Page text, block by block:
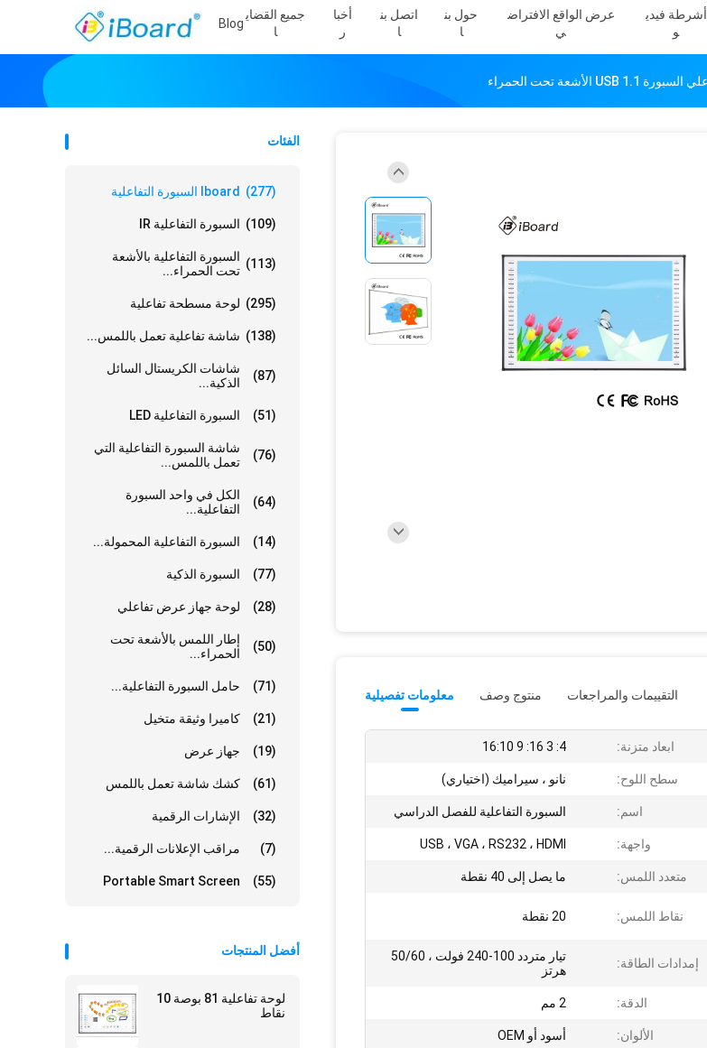
أشرطة فيدي
و
عرض الواقع الافتراض
ي
حول بن
ا
اتصل بن
ا
أخبا
ر
جميع القضاي
ا
Blog
الفئات
Iboard السبورة التفاعلية (277)
السبورة التفاعلية IR (109)
السبورة التفاعلية بالأشعة
تحت الحمراء...
(113)
لوحة مسطحة تفاعلية (295)
شاشة تفاعلية تعمل باللمس... (138)
شاشات الكريستال السائل
الذكية...
(87)
السبورة التفاعلية LED (51)
شاشة السبورة التفاعلية التي
تعمل باللمس...
(76)
الكل في واحد السبورة
التفاعلية...
(64)
السبورة التفاعلية المحمولة... (14)
السبورة الذكية (77)
لوحة جهاز عرض تفاعلي (28)
إطار اللمس بالأشعة تحت
الحمراء...
(50)
حامل السبورة التفاعلية... (71)
كاميرا وثيقة متخيل (21)
جهاز عرض (19)
كشك شاشة تعمل باللمس (61)
الإشارات الرقمية (32)
مراقب الإعلانات الرقمية... (7)
Portable Smart Screen (55)
أفضل المنتجات
لوحة تفاعلية 81 بوصة 10
نقاط
معلومات تفصيلية منتوج وصف التقييمات والمراجعات
ابعاد متزنة: 4: 3 16: 9 16:10
سطح اللوح: نانو ، سيراميك (اختياري)
اسم: السبورة التفاعلية للفصل الدراسي
واجهة: USB ، VGA ، RS232 ، HDMI
متعدد اللمس: ما يصل إلى 40 نقطة
نقاط اللمس: 20 نقطة
إمدادات الطاقة:
تيار متردد 100-240 فولت ، 50/60
هرتز
الدقة: 2 مم
الألوان: أسود أو OEM